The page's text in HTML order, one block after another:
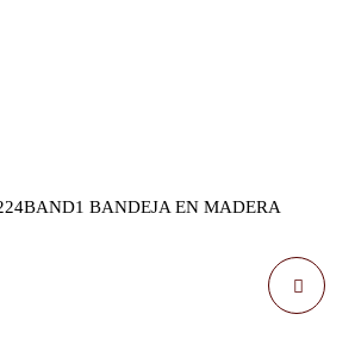
BANDEJA EN MADERA
EN